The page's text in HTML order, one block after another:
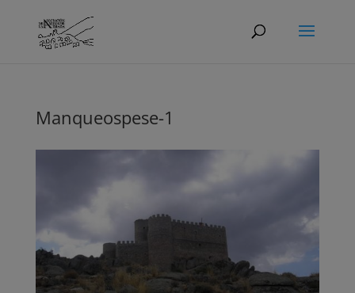
Manqueospese-1